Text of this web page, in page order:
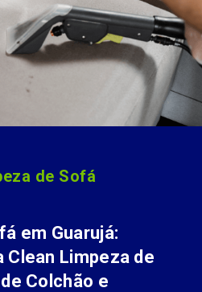
de Sofá
em Guarujá:
Clean Limpeza de
Colchão e